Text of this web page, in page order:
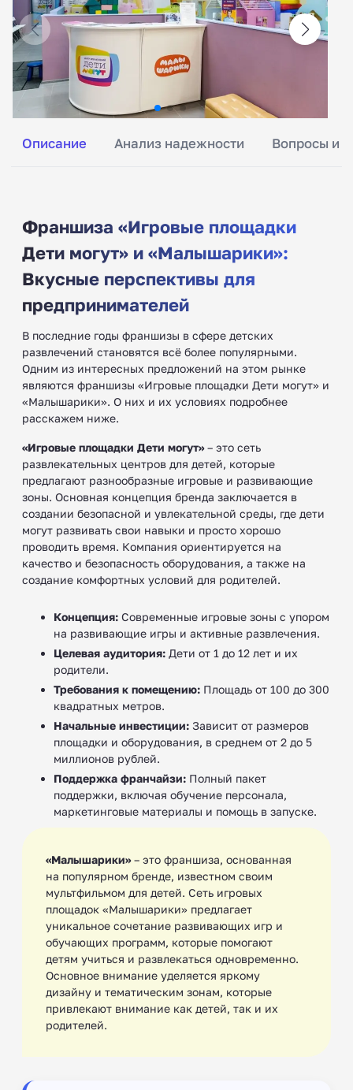
Описание Анализ надежности Вопросы и
Франшиза «Игровые площадки
Дети могут» и «Малышарики»:
Вкусные перспективы для
предпринимателей
В последние годы франшизы в сфере детских
развлечений становятся всё более популярными.
Одним из интересных предложений на этом рынке
являются франшизы «Игровые площадки Дети могут» и
«Малышарики». О них и их условиях подробнее
расскажем ниже.
«Игровые площадки Дети могут»– это сеть
развлекательных центров для детей, которые
предлагают разнообразные игровые и развивающие
зоны. Основная концепция бренда заключается в
создании безопасной и увлекательной среды, где дети
могут развивать свои навыки и просто хорошо
проводить время. Компания ориентируется на
качество и безопасность оборудования, а также на
создание комфортных условий для родителей.
Концепция: Современные игровые зоны с упором
на развивающие игры и активные развлечения.
Целевая аудитория: Дети от 1 до 12 лет и их
родители.
Требования к помещению: Площадь от 100 до 300
квадратных метров.
Начальные инвестиции: Зависит от размеров
площадки и оборудования, в среднем от 2 до 5
миллионов рублей.
Поддержка франчайзи: Полный пакет
поддержки, включая обучение персонала,
маркетинговые материалы и помощь в запуске.
«Малышарики»– это франшиза, основанная
на популярном бренде, известном своим
мультфильмом для детей. Сеть игровых
площадок «Малышарики» предлагает
уникальное сочетание развивающих игр и
обучающих программ, которые помогают
детям учиться и развлекаться одновременно.
Основное внимание уделяется яркому
дизайну и тематическим зонам, которые
привлекают внимание как детей, так и их
родителей.